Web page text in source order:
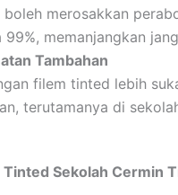
boleh merosakkan
99%, memanjangkan
Tambahan
filem tinted lebih
terutamanya di
Tinted Sekolah Cermin